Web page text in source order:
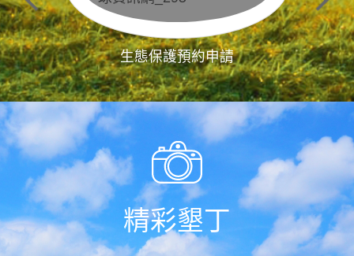
生態保護預約申請
精彩墾丁